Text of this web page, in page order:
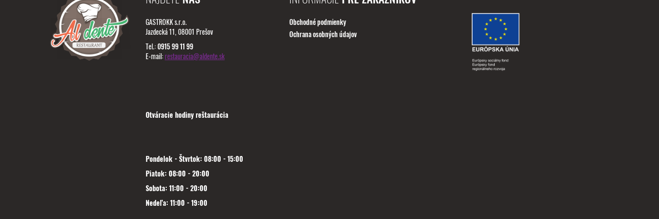
GASTROKK s.r.o.
Jazdecká 11, 08001 Prešov
Tel.:0915 99 11 99
E-mail:restauracia@aldente.sk
Otváracie hodiny reštaurácia
Pondelok - Štvrtok: 08:00 - 15:00
Piatok: 08:00 - 20:00
Sobota: 11:00 - 20:00
Nedeľa: 11:00 - 19:00
Obchodné podmienky
Ochrana osobných údajov